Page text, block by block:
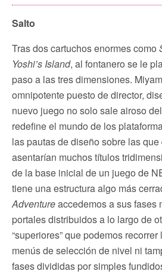
Salto
Tras dos cartuchos enormes como
Yoshi’s Island, al fontanero se le
paso a las tres dimensiones.
omnipotente puesto de director,
nuevo juego no solo sale airoso
redefine el mundo de los
las pautas de diseño sobre las
asentarían muchos títulos
de la base inicial de un juego de
tiene una estructura algo más
Adventureaccedemos a sus fases
portales distribuidos a lo largo de
“superiores” que podemos
menús de selección de nivel ni
fases divididas por simples